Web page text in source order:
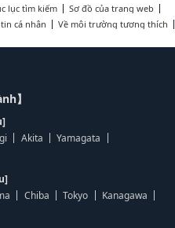
lục tìm kiếm
Sơ đồ của trang web
cá nhân Về môi trường tương thích
】
Akita
Yamagata
Chiba Tokyo
Kanagawa